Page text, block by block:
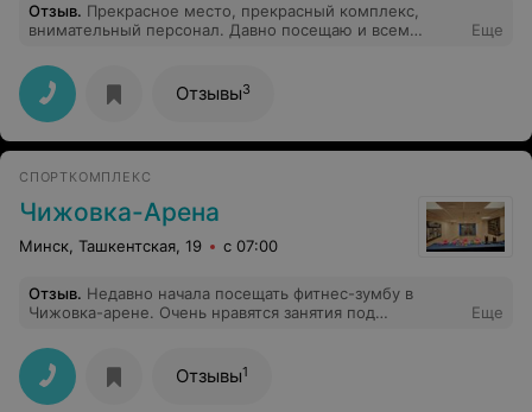
Отзыв. Прекрасное место, прекрасный комплекс,
внимательный персонал. Давно посещаю и всем
Еще
Отзывы3
СПОРТКОМПЛЕКС
Чижовка-Арена
Минск, Ташкентская, 19 с 07:00
Отзыв. Недавно начала посещать фитнес-зумбу в
Чижовка-арене. Очень нравятся занятия под
умница!!! Находит подход к каждому индивидуально, в
процессе тренировки объясняет, какие мышцы
прорабатываем, для чего полезны определенные
движения... Начало занятий в 21.00, думала усну, но
Еще
Отзывы1